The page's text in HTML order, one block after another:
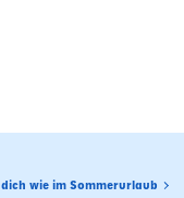
wie im Sommerurlaub